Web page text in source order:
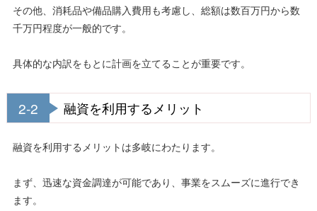
その他、消耗品や備品購入費用も考慮し、総額は数百万円から数
千万円程度が一般的です。
具体的な内訳をもとに計画を立てることが重要です。
2-2 融資を利用するメリット
融資を利用するメリットは多岐にわたります。
まず、迅速な資金調達が可能であり、事業をスムーズに進行でき
ます。